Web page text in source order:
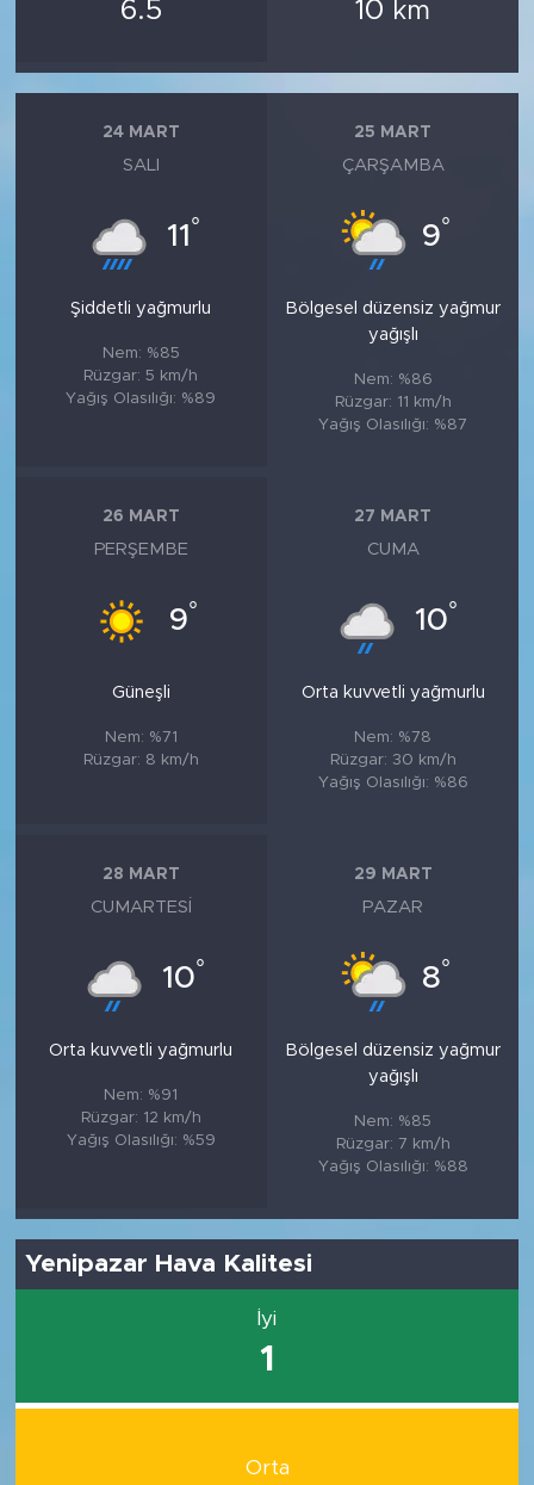
6.5 10 km
24 MART
SALI
11 °
Şiddetli yağmurlu
Nem: %85
Rüzgar: 5 km/h
Yağış Olasılığı: %89
25 MART
ÇARŞAMBA
9°
Bölgesel düzensiz yağmur
yağışlı
Nem: %86
Rüzgar: 11 km/h
Yağış Olasılığı: %87
26 MART
PERŞEMBE
9°
Güneşli
Nem: %71
Rüzgar: 8 km/h
27 MART
CUMA
10°
Orta kuvvetli yağmurlu
Nem: %78
Rüzgar: 30 km/h
Yağış Olasılığı: %86
28 MART
CUMARTESI
10°
Orta kuvvetli yağmurlu
Nem: %91
Rüzgar: 12 km/h
Yağış Olasılığı: %59
29 MART
PAZAR
8°
Bölgesel düzensiz yağmur
yağışlı
Nem: %85
Rüzgar: 7 km/h
Yağış Olasılığı: %88
Yenipazar Hava Kalitesi
İyi
1
Orta